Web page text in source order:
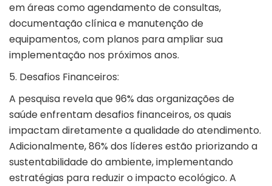
em áreas como agendamento de consultas,
documentação clínica e manutenção de
equipamentos, com planos para ampliar sua
implementação nos próximos anos.
5. Desafios Financeiros:
A pesquisa revela que 96% das organizações de
saúde enfrentam desafios financeiros, os quais
impactam diretamente a qualidade do atendimento.
Adicionalmente, 86% dos líderes estão priorizando a
sustentabilidade do ambiente, implementando
estratégias para reduzir o impacto ecológico. A